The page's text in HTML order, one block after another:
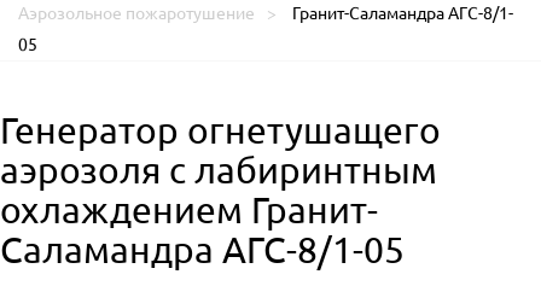
Аэрозольное пожаротушение
Гранит-Саламандра АГС-8/1-
05
Генератор огнетушащего
аэрозоля с лабиринтным
охлаждением Гранит-
Саламандра АГС-8/1-05